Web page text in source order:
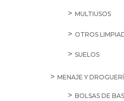
MULTIUSOS
OTROS
SUELOS
MENAJE Y
BOLSAS DE